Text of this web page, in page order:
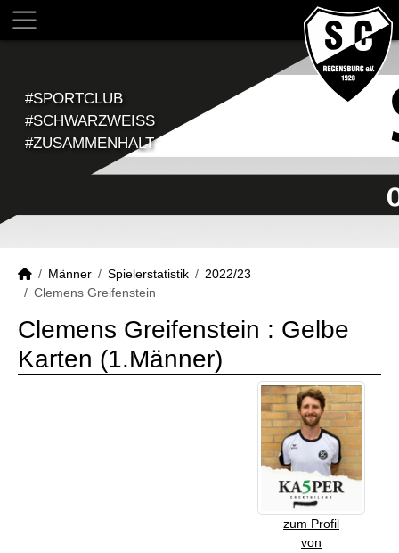
#SPORTCLUB
#SCHWARZWEISS
#ZUSAMMENHALT
Männer Spielerstatistik
2022/23
Clemens Greifenstein
Clemens Greifenstein : Gelbe
Karten (1.Männer)
zum Profil
von